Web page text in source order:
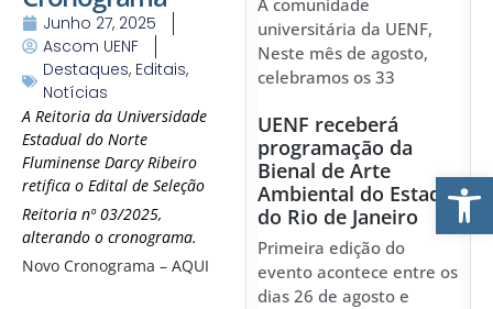
Junho 27, 2025
Ascom UENF
Destaques, Editais,
Notícias
A Reitoria da Universidade
Estadual do Norte
Fluminense Darcy Ribeiro
retifica o Edital de Seleção
Reitoria nº 03/2025,
alterando o cronograma.
Novo Cronograma – AQUI
À comunidade
universitária da UENF,
Neste mês de agosto,
celebramos os 33
UENF receberá
programação da
Bienal de Arte
Ambiental do Estado
do Rio de Janeiro
Primeira edição do
evento acontece entre os
dias 26 de agosto e